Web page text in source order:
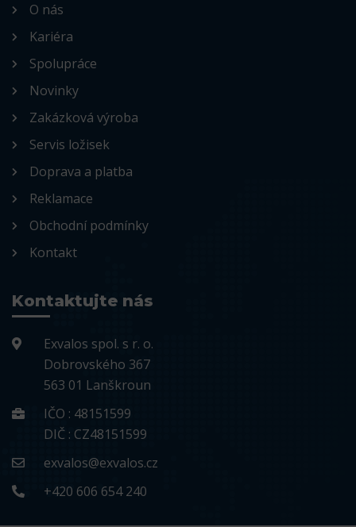
O nás
Kariéra
Spolupráce
Novinky
Zakázková výroba
Servis ložisek
Doprava a platba
Reklamace
Obchodní podmínky
Kontakt
Kontaktujte nás
Exvalos spol. s r. o.
Dobrovského 367
563 01 Lanškroun
IČO : 48151599
DIČ : CZ48151599
exvalos@exvalos.cz
+420 606 654 240